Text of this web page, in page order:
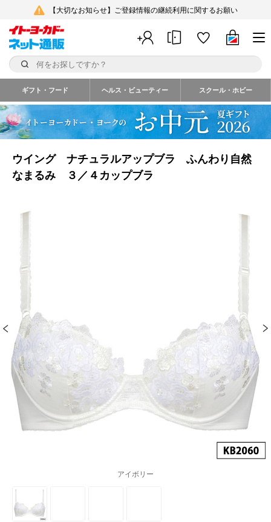
【大切なお知らせ】ご登録情報の継続利用に関するお願い
ギフト・フード ヘルス・ビューティー スクール・ホビー
ウイング ナチュラルアップブラ ふんわり自然
なまるみ ３／４カップブラ
アイボリー